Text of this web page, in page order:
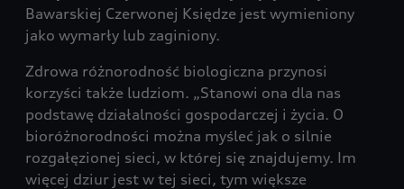
Bawarskiej Czerwonej Księdze jest wymieniony
jako wymarły lub zaginiony.
Zdrowa różnorodność biologiczna przynosi
korzyści także ludziom. „Stanowi ona dla nas
podstawę działalności gospodarczej i życia. O
bioróżnorodności można myśleć jak o silnie
rozgałęzionej sieci, w której się znajdujemy. Im
więcej dziur jest w tej sieci, tym większe